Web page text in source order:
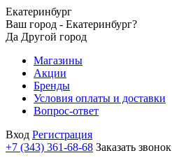
Екатеринбург
Ваш город - Екатеринбург?
Да Другой город
Магазины
Акции
Бренды
Условия оплаты и доставки
Вопрос-ответ
Вход Регистрация
+7 (343) 361-68-68 Заказать звонок